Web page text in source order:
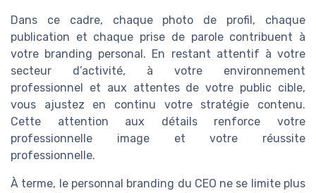
Dans ce cadre, chaque photo de profil, chaque
publication et chaque prise de parole contribuent à
votre branding personal. En restant attentif à votre
secteur d’activité, à votre environnement
professionnel et aux attentes de votre public cible,
vous ajustez en continu votre stratégie contenu.
Cette attention aux détails renforce votre
professionnelle image et votre réussite
professionnelle.
À terme, le personnal branding du CEO ne se limite plus